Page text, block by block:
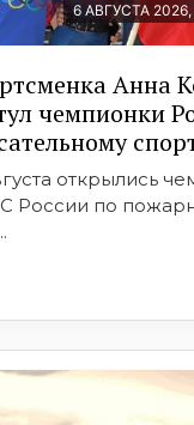
6 АВГУСТА 2026,
Анна
чемпионки
открылись
России по